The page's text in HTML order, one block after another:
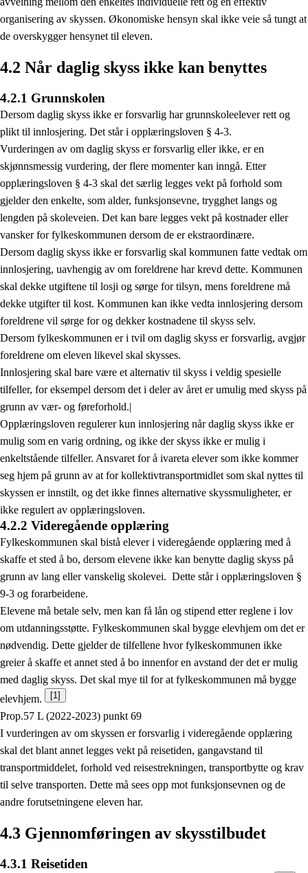
organisering av skyssen. Økonomiske hensyn skal ikke veie så tungt at
de overskygger hensynet til eleven.
4.2 Når daglig skyss ikke kan benyttes
4.2.1 Grunnskolen
Dersom daglig skyss ikke er forsvarlig har grunnskoleelever rett og
plikt til innlosjering. Det står i opplæringsloven § 4-3.
Vurderingen av om daglig skyss er forsvarlig eller ikke, er en
skjønnsmessig vurdering, der flere momenter kan inngå. Etter
opplæringsloven § 4-3 skal det særlig legges vekt på forhold som
gjelder den enkelte, som alder, funksjonsevne, trygghet langs og
lengden på skoleveien. Det kan bare legges vekt på kostnader eller
vansker for fylkeskommunen dersom de er ekstraordinære.
Dersom daglig skyss ikke er forsvarlig skal kommunen fatte vedtak om
innlosjering, uavhengig av om foreldrene har krevd dette. Kommunen
skal dekke utgiftene til losji og sørge for tilsyn, mens foreldrene må
dekke utgifter til kost. Kommunen kan ikke vedta innlosjering dersom
foreldrene vil sørge for og dekker kostnadene til skyss selv.
Dersom fylkeskommunen er i tvil om daglig skyss er forsvarlig, avgjør
foreldrene om eleven likevel skal skysses.
Innlosjering skal bare være et alternativ til skyss i veldig spesielle
tilfeller, for eksempel dersom det i deler av året er umulig med skyss på
grunn av vær- og føreforhold.|
Opplæringsloven regulerer kun innlosjering når daglig skyss ikke er
mulig som en varig ordning, og ikke der skyss ikke er mulig i
enkeltstående tilfeller. Ansvaret for å ivareta elever som ikke kommer
seg hjem på grunn av at for kollektivtransportmidlet som skal nyttes til
skyssen er innstilt, og det ikke finnes alternative skyssmuligheter, er
ikke regulert av opplæringsloven.
4.2.2 Videregående opplæring
Fylkeskommunen skal bistå elever i videregående opplæring med å
skaffe et sted å bo, dersom elevene ikke kan benytte daglig skyss på
grunn av lang eller vanskelig skolevei. Dette står i opplæringsloven §
9-3 og forarbeidene.
Elevene må betale selv, men kan få lån og stipend etter reglene i lov
om utdanningsstøtte. Fylkeskommunen skal bygge elevhjem om det er
nødvendig. Dette gjelder de tilfellene hvor fylkeskommunen ikke
greier å skaffe et annet sted å bo innenfor en avstand der det er mulig
med daglig skyss. Det skal mye til for at fylkeskommunen må bygge
elevhjem.
[1]
Prop.57 L (2022-2023) punkt 69
I vurderingen av om skyssen er forsvarlig i videregående opplæring
skal det blant annet legges vekt på reisetiden, gangavstand til
transportmiddelet, forhold ved reisestrekningen, transportbytte og krav
til selve transporten. Dette må sees opp mot funksjonsevnen og de
andre forutsetningene eleven har.
4.3 Gjennomføringen av skysstilbudet
4.3.1 Reisetiden